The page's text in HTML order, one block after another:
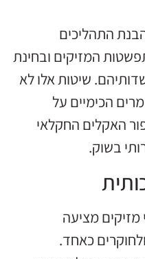
התהליכים
המזיקים ובחינת
שיטות אלו לא
הכימיים על
האקלים החקלאי
בשוק.
מציעה
כאחד.